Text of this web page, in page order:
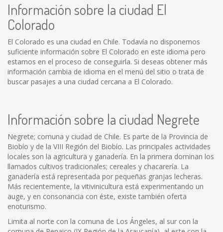
Información sobre la ciudad El
Colorado
El Colorado es una ciudad en Chile. Todavía no disponemos
suficiente información sobre El Colorado en este idioma pero
estamos en el proceso de conseguirla. Si deseas obtener más
información cambia de idioma en el menú del sitio o trata de
buscar pasajes a una ciudad cercana a El Colorado.
Información sobre la ciudad Negrete
Negrete; comuna y ciudad de Chile. Es parte de la Provincia de
Biobío y de la VIII Región del Biobío. Las principales actividades
locales son la agricultura y ganadería. En la primera dominan los
llamados cultivos tradicionales; cereales y chacarería. La
ganadería está representada por pequeñas granjas lecheras.
Más recientemente, la vitivinicultura está experimentando un
auge, y en consonancia con éste, existe también oferta
enoturismo.
Limita al norte con la comuna de Los Ángeles, al sur con la